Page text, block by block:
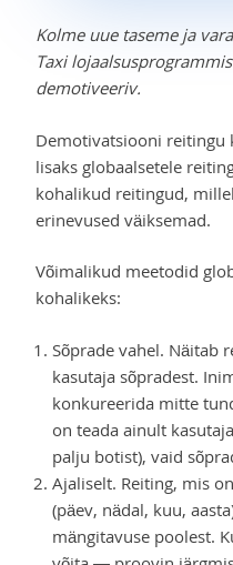
Kolme uue taseme ja
Taxi
demotiveeriv.
Demotivatsiooni reitingu
lisaks globaalsetele
kohalikud reitingud,
erinevused väiksemad.
Võimalikud meetodid
kohalikeks:
Sõprade vahel. Näitab
kasutaja sõpradest.
konkureerida mitte
on teada ainult
palju botist), vaid
Ajaliselt. Reiting, mis
(päev, nädal, kuu,
mängitavuse poolest.